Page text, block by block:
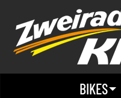
BIKES